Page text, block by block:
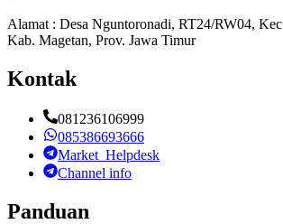
Alamat : Desa Nguntoronadi, RT24/RW04,
Kab. Magetan, Prov. Jawa Timur
Kontak
081236106999
085386693666
Market_Helpdesk
Channel info
Panduan